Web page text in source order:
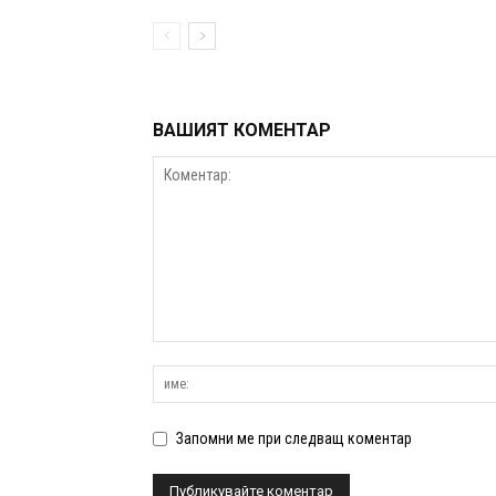
ВАШИЯТ КОМЕНТАР
Запомни ме при следващ коментар